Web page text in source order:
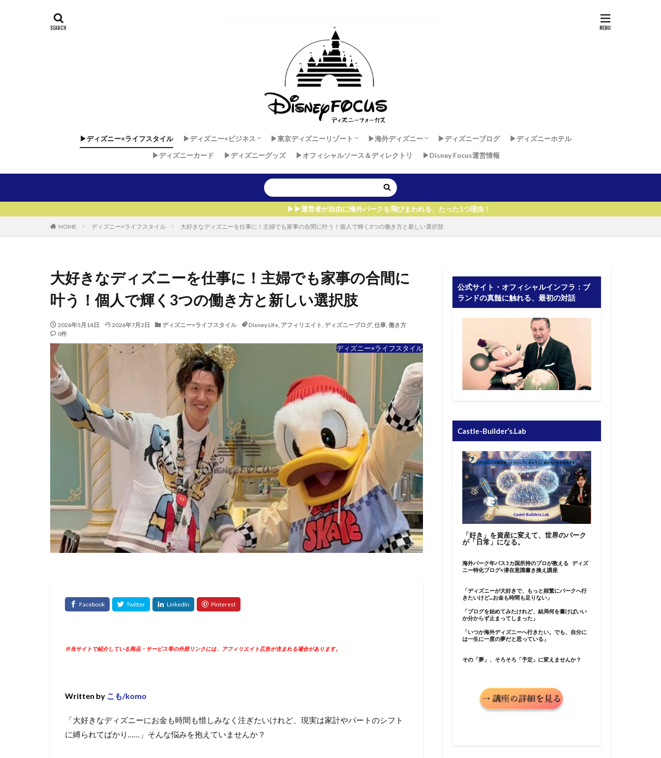
▶︎ディズニー×ライフスタイル ▶︎ディズニー×ビジネス
ディズニー × 健康
ディズニダンサーセカンドキャリア
ディズニー×マインド
▶︎東京ディズニーリゾート
東京ディズニーランド
東京ディズニーシー
▶︎海外ディズニー
香港ディズニーランド
上海ディズニーランド
アウラニ・ディズニー・リゾート & スパ
ディズニーランド・リゾート
ディズニーランドパリ
ウォルト・ディズニー・ワールド・リゾート
▶︎ディズニーブログ
▶︎ディズニーホテル
▶︎ディズニーカード
▶︎ディズニーグッズ ▶︎オフィシャルソース＆ディレクトリ ▶︎Disney Focus運営情報
▶︎▶︎運営者が自由に海外パークを飛びまわれる、たった1つ理由！
HOME ディズニー×ライフスタイル 大好きなディズニーを仕事に！主婦でも家事の合間に叶う！個人で輝く3つの働き方と新しい選択肢
大好きなディズニーを仕事に！主婦でも家事の合間に
叶う！個人で輝く3つの働き方と新しい選択肢
2026年5月14日 2026年7月2日 ディズニー×ライフスタイル Disney Life, アフィリエイト, ディズニーブログ, 仕事, 働き方
0件
ディズニー×ライフスタイル
※当サイトで紹介している商品・サービス等の外部リンクには、アフィリエイト広告が含まれる場合があります。
Written by こも/komo
「大好きなディズニーにお金も時間も惜しみなく注ぎたいけれど、現実は家計やパートのシフト
に縛られてばかり……」そんな悩みを抱えていませんか？
公式サイト・オフィシャルインフラ：ブ
ランドの真髄に触れる、最初の対話
Castle-Builder’s.Lab
「好き」を資産に変えて、世界のパーク
が「日常」になる。
海外パーク年パス3カ国所持のプロが教える ディズ
ニー特化ブログ×潜在意識書き換え講座
「ディズニーが大好きで、もっと頻繁にパークへ行
きたいけど…お金も時間も足りない」
「ブログを始めてみたけれど、結局何を書けばいい
か分からず止まってしまった」
「いつか海外ディズニーへ行きたい。でも、自分に
は一生に一度の夢だと思っている」
その「夢」、そろそろ「予定」に変えませんか？